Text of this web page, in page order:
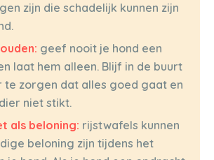
zijn die schadelijk kunnen zijn
geef nooit je hond een
laat hem alleen. Blijf in de buurt
te zorgen dat alles goed gaat en
niet stikt.
als beloning: rijstwafels kunnen
beloning zijn tijdens het